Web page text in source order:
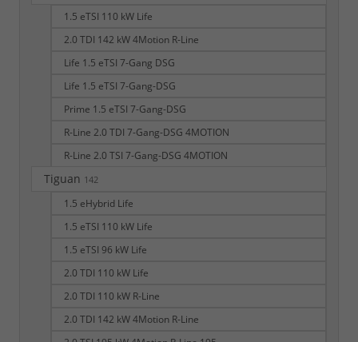
1.5 eTSI 110 kW Life
2.0 TDI 142 kW 4Motion R-Line
Life 1.5 eTSI 7-Gang DSG
Life 1.5 eTSI 7-Gang-DSG
Prime 1.5 eTSI 7-Gang-DSG
R-Line 2.0 TDI 7-Gang-DSG 4MOTION
R-Line 2.0 TSI 7-Gang-DSG 4MOTION
Tiguan 142
1.5 eHybrid Life
1.5 eTSI 110 kW Life
1.5 eTSI 96 kW Life
2.0 TDI 110 kW Life
2.0 TDI 110 kW R-Line
2.0 TDI 142 kW 4Motion R-Line